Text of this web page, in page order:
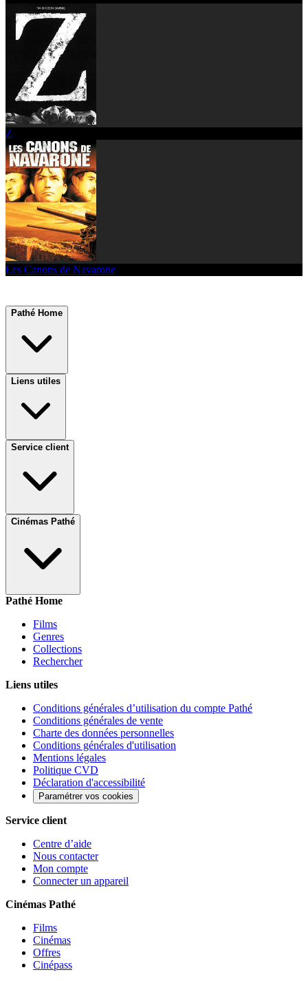
Z
Les Canons de Navarone
Pathé Home
Liens utiles
Service client
Cinémas Pathé
Pathé Home
Films
Genres
Collections
Rechercher
Liens utiles
Conditions générales d’utilisation du compte Pathé
Conditions générales de vente
Charte des données personnelles
Conditions générales d'utilisation
Mentions légales
Politique CVD
Déclaration d'accessibilité
Paramétrer vos cookies
Service client
Centre d’aide
Nous contacter
Mon compte
Connecter un appareil
Cinémas Pathé
Films
Cinémas
Offres
Cinépass